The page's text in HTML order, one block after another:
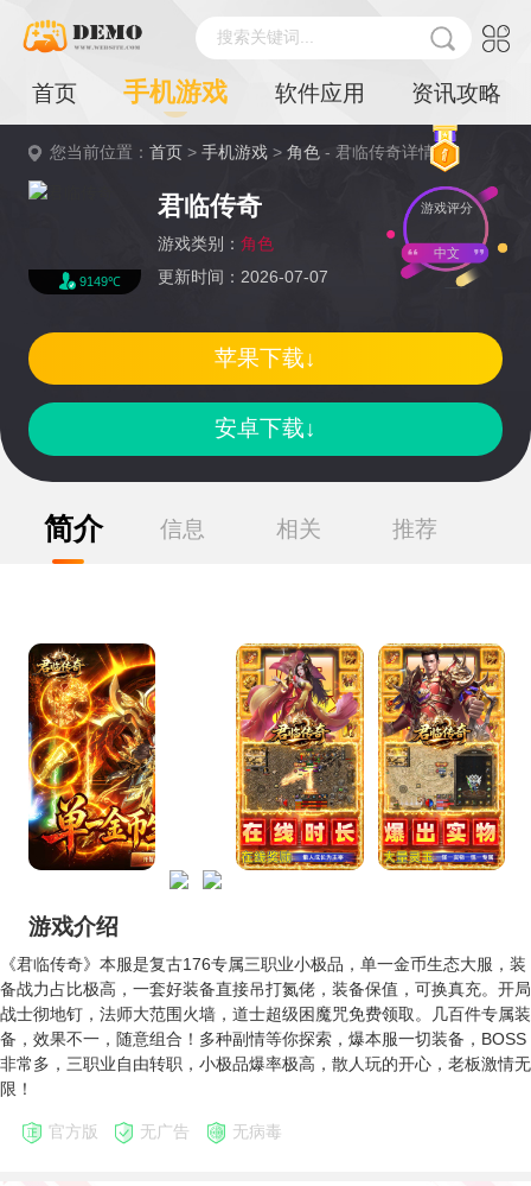
搜索关键词...
首页 手机游戏 软件应用 资讯攻略
您当前位置：首页 >手机游戏 >角色 - 君临传奇详情
9149℃
君临传奇
游戏类别： 角色
更新时间：2026-07-07
游戏评分
中文
安卓下载↓
苹果下载↓
简介 信息 相关 推荐
游戏介绍
《君临传奇》本服是复古176专属三职业小极品，单一金币生态大服，装
备战力占比极高，一套好装备直接吊打氮佬，装备保值，可换真充。开局
战士彻地钉，法师大范围火墙，道士超级困魔咒免费领取。几百件专属装
备，效果不一，随意组合！多种副情等你探索，爆本服一切装备，BOSS
非常多，三职业自由转职，小极品爆率极高，散人玩的开心，老板激情无
限！
官方版 无广告 无病毒